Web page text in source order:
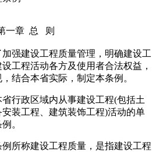
一章 总 则
强建设工程质量管理，明确建设工
工程活动各方及使用者合法权益，
结合本省实际，制定本条例。
行政区域内从事建设工程(包括土
装工程、建筑装饰工程)活动的单
。
所称建设工程质量，是指建设工程